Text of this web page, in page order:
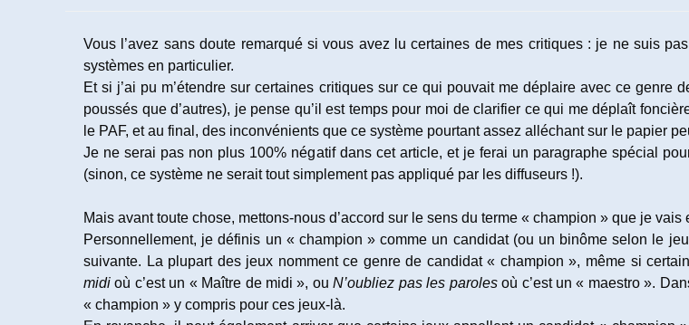
publication :
Vous l’avez sans doute remarqué si vous avez lu certaines de mes critiques : je ne suis
systèmes en particulier.
Et si j’ai pu m’étendre sur certaines critiques sur ce qui pouvait me déplaire avec ce
poussés que d’autres), je pense qu’il est temps pour moi de clarifier ce qui me déplaît
le PAF, et au final, des inconvénients que ce système pourtant assez alléchant sur le papier
Je ne serai pas non plus 100% négatif dans cet article, et je ferai un paragraphe spécial
(sinon, ce système ne serait tout simplement pas appliqué par les diffuseurs !).
Mais avant toute chose, mettons-nous d’accord sur le sens du terme « champion » que je vais
Personnellement, je définis un « champion » comme un candidat (ou un binôme selon le
suivante. La plupart des jeux nomment ce genre de candidat « champion », même si
midi où c’est un « Maître de midi », ouN’oubliez pas les parolesoù c’est un « maestro ».
« champion » y compris pour ces jeux-là.